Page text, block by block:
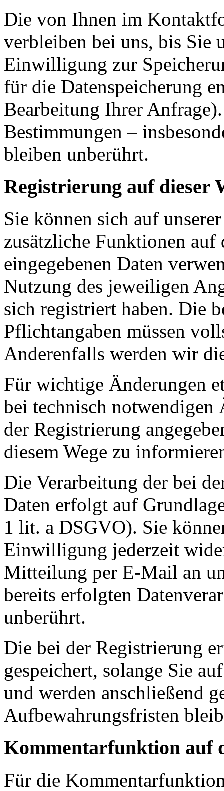
Die von Ihnen im
verbleiben bei uns, bis Sie
Einwilligung zur
für die Datenspeicherung
Bearbeitung Ihrer
Bestimmungen –
bleiben unberührt.
Registrierung auf dieser
Sie können sich auf
zusätzliche Funktionen auf
eingegebenen Daten
Nutzung des jeweiligen
sich registriert haben. Die
Pflichtangaben müssen
Anderenfalls werden wir
Für wichtige Änderungen
bei technisch
der Registrierung
diesem Wege zu
Die Verarbeitung der bei
Daten erfolgt auf
1 lit. a DSGVO). Sie
Einwilligung jederzeit
Mitteilung per E-Mail an
bereits erfolgten
unberührt.
Die bei der Registrierung
gespeichert, solange Sie
und werden anschließend
Aufbewahrungsfristen
Kommentarfunktion auf
Für die